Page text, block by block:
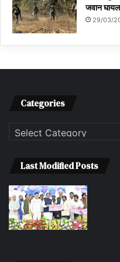
जवान घायल
29/03/
Categories
Categories
Last Modified Posts